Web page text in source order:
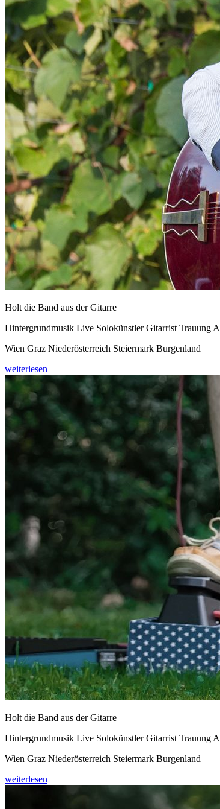
Holt die Band aus der Gitarre
Hintergrundmusik Live Solokünstler Gitarrist Trauung
Wien Graz Niederösterreich Steiermark Burgenland
weiterlesen
Holt die Band aus der Gitarre
Hintergrundmusik Live Solokünstler Gitarrist Trauung
Wien Graz Niederösterreich Steiermark Burgenland
weiterlesen